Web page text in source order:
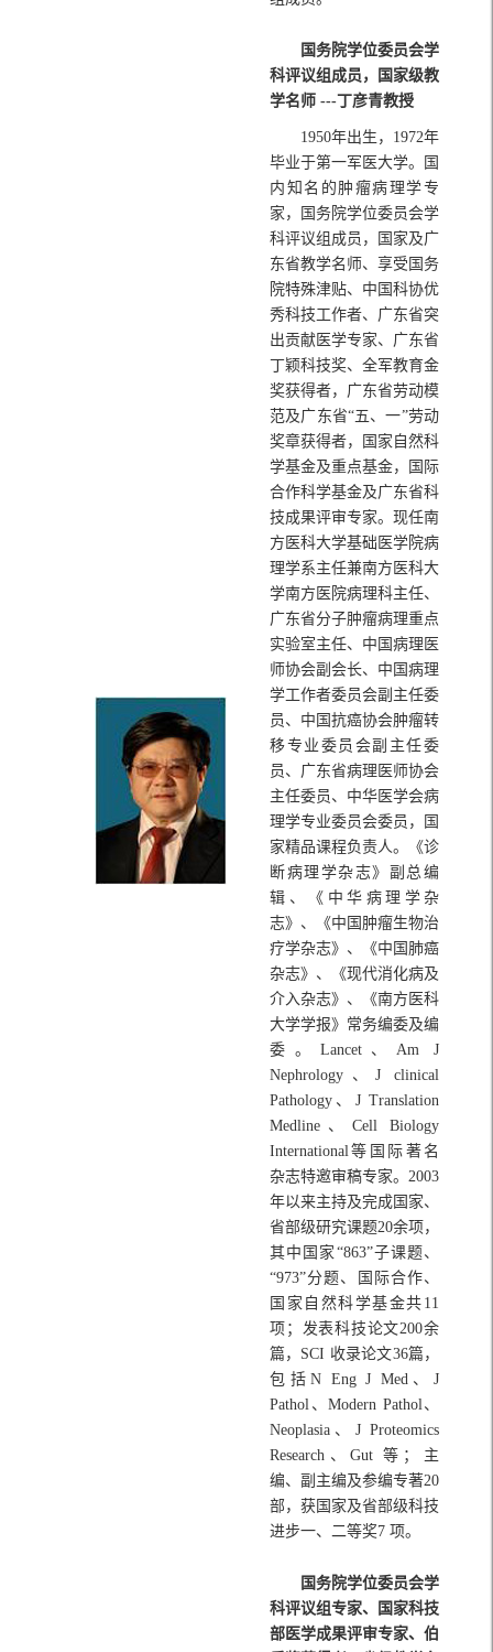
国务院学位委员会学
科评议组成员，国家级教
学名师 ---丁彦青教授
1950年出生，1972年
毕业于第一军医大学。国
内知名的肿瘤病理学专
家，国务院学位委员会学
科评议组成员，国家及广
东省教学名师、享受国务
院特殊津贴、中国科协优
秀科技工作者、广东省突
出贡献医学专家、广东省
丁颖科技奖、全军教育金
奖获得者，广东省劳动模
范及广东省“五、一”劳动
奖章获得者，国家自然科
学基金及重点基金，国际
合作科学基金及广东省科
技成果评审专家。现任南
方医科大学基础医学院病
理学系主任兼南方医科大
学南方医院病理科主任、
广东省分子肿瘤病理重点
实验室主任、中国病理医
师协会副会长、中国病理
学工作者委员会副主任委
员、中国抗癌协会肿瘤转
移专业委员会副主任委
员、广东省病理医师协会
主任委员、中华医学会病
理学专业委员会委员，国
家精品课程负责人。《诊
断病理学杂志》副总编
辑、《中华病理学杂
志》、《中国肿瘤生物治
疗学杂志》、《中国肺癌
杂志》、《现代消化病及
介入杂志》、《南方医科
大学学报》常务编委及编
委。Lancet、Am J
Nephrology、J clinical
Pathology、J Translation
Medline、Cell Biology
International等国际著名
杂志特邀审稿专家。2003
年以来主持及完成国家、
省部级研究课题20余项，
其中国家“863”子课题、
“973”分题、国际合作、
国家自然科学基金共11
项；发表科技论文200余
篇，SCI 收录论文36篇，
包括N Eng J Med、J
Pathol、Modern Pathol、
Neoplasia、J Proteomics
Research、Gut 等；主
编、副主编及参编专著20
部，获国家及省部级科技
进步一、二等奖7 项。
国务院学位委员会学
科评议组专家、国家科技
部医学成果评审专家、伯